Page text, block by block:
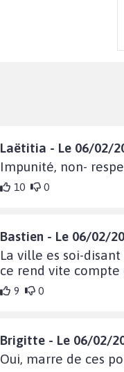
Laëtitia - Le 06/02/
Impunité, non-
10 0
Bastien - Le 06/02/
La ville es soi-
ce rend vite compte
9 0
Brigitte - Le 06/02/
Oui, marre de ces